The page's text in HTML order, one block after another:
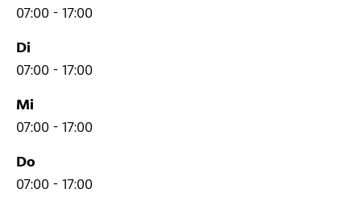
07:00 - 17:00
Di
07:00 - 17:00
Mi
07:00 - 17:00
Do
07:00 - 17:00